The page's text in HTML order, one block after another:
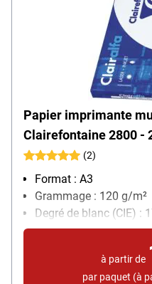
Papier imprimante
Clairefontaine 2800 -
(2)
Format : A3
Grammage : 120 g/m²
Degré de blanc (CIE) :
Contenu par paquet :
à partir de
par paquet (à